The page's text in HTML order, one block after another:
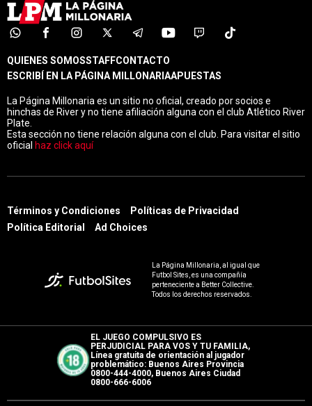
QUIENES SOMOSSTAFFCONTACTO
ESCRIBÍ EN LA PÁGINA MILLONARIAAPUESTAS
La Página Millonaria es un sitio no oficial, creado por socios e
hinchas de River y no tiene afiliación alguna con el club Atlético River
Plate.
Esta sección no tiene relación alguna con el club. Para visitar el sitio
oficial haz click aquí
Términos y Condiciones
Políticas de Privacidad
Política Editorial
Ad Choices
La Página Millonaria, al igual que
Futbol Sites, es una compañía
perteneciente a Better Collective.
Todos los derechos reservados.
EL JUEGO COMPULSIVO ES
PERJUDICIAL PARA VOS Y TU FAMILIA,
Línea gratuita de orientación al jugador
problemático: Buenos Aires Provincia
0800-444-4000, Buenos Aires Ciudad
0800-666-6006